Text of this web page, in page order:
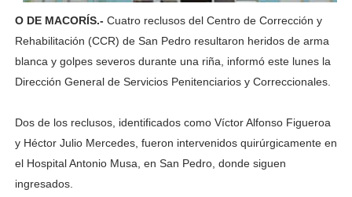
O DE MACORÍS.- Cuatro reclusos del Centro de Corrección y
Rehabilitación (CCR) de San Pedro resultaron heridos de arma
blanca y golpes severos durante una riña, informó este lunes la
Dirección General de Servicios Penitenciarios y Correccionales.
Dos de los reclusos, identificados como Víctor Alfonso Figueroa
y Héctor Julio Mercedes, fueron intervenidos quirúrgicamente en
el Hospital Antonio Musa, en San Pedro, donde siguen
ingresados.